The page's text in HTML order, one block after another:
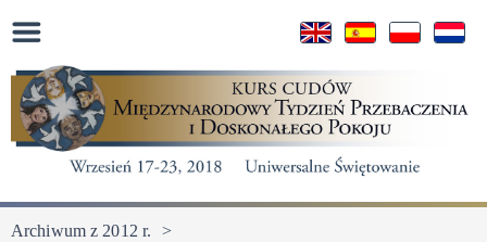
Archiwum z 2012 r. >